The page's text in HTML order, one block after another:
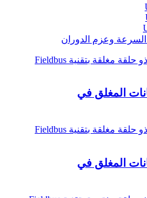
وعزم الدوران
المغلق في
المغلق في